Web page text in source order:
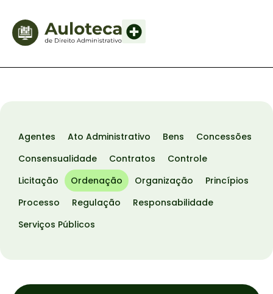
Agentes Ato Administrativo Bens
Concessões
Consensualidade
Contratos
Controle
Licitação
Ordenação Organização
Princípios
Processo
Regulação
Responsabilidade
Serviços Públicos